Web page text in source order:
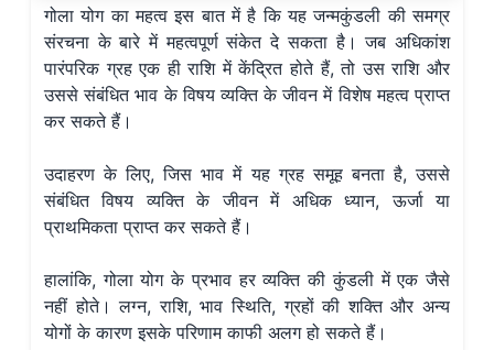
गोला योग का महत्व इस बात में है कि यह जन्मकुंडली की समग्र
संरचना के बारे में महत्वपूर्ण संकेत दे सकता है। जब अधिकांश
पारंपरिक ग्रह एक ही राशि में केंद्रित होते हैं, तो उस राशि और
उससे संबंधित भाव के विषय व्यक्ति के जीवन में विशेष महत्व प्राप्त
कर सकते हैं।
उदाहरण के लिए, जिस भाव में यह ग्रह समूह बनता है, उससे
संबंधित विषय व्यक्ति के जीवन में अधिक ध्यान, ऊर्जा या
प्राथमिकता प्राप्त कर सकते हैं।
हालांकि, गोला योग के प्रभाव हर व्यक्ति की कुंडली में एक जैसे
नहीं होते। लग्न, राशि, भाव स्थिति, ग्रहों की शक्ति और अन्य
योगों के कारण इसके परिणाम काफी अलग हो सकते हैं।